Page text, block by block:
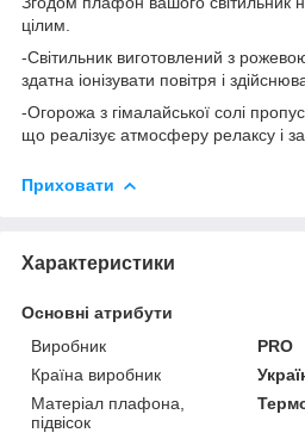
цілим.
-Світильник виготовлений з
здатна іонізувати повітря і
-Огорожа з гімалайської солі
що реалізує атмосферу релаксу і
Приховати
Характеристики
Основні атрибути
Виробник
PRO
Країна виробник
Матеріал плафона,
підвісок